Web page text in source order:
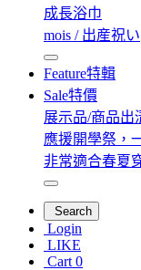
成長浴巾
mois / 出産祝い
Feature特輯
Sale特價
展示品/商品出
應援開學祭，
非常適合春夏
Search
Login
LIKE
Cart 0